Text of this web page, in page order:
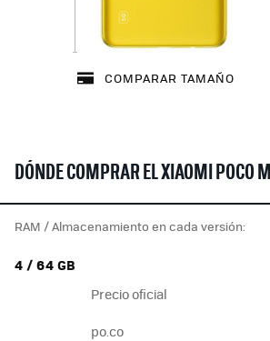
COMPARAR TAMAÑO
DÓNDE COMPRAR EL XIAOMI POCO
RAM / Almacenamiento en cada versión:
4 / 64 GB
Precio oficial
po.co